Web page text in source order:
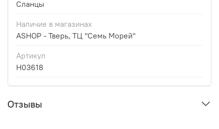
Сланцы
Наличие в магазинах
ASHOP - Тверь, ТЦ "Семь Морей"
Артикул
H03618
Отзывы